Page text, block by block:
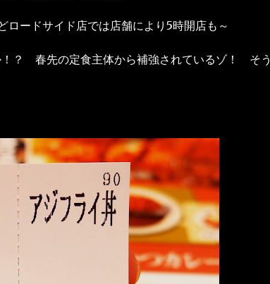
ードサイド店では店舗により5時開店も～
！？ 春先の定食主体から補強されているゾ！ そう